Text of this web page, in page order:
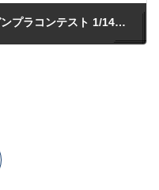
イベント開催決定 第1回 楽模型ガンプラコンテスト 1/144スケール